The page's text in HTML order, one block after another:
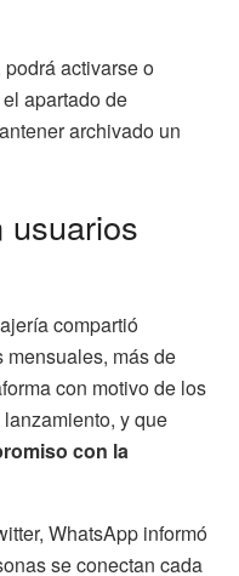
activarse o
apartado de
archivado un
usuarios
compartió
mensuales, más de
con motivo de los
y que
con la
WhatsApp informó
se conectan cada